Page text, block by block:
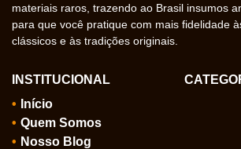
materiais raros, trazendo ao Brasil insumos
para que você pratique com mais fidelidade
clássicos e às tradições originais.
INSTITUCIONAL
Início
Quem Somos
Nosso Blog